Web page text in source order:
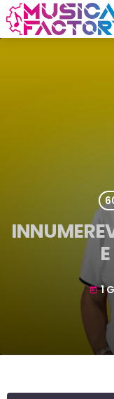
today 1